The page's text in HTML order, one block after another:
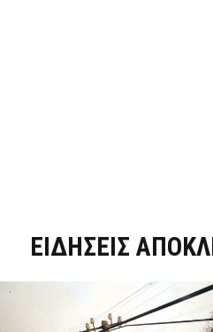
ΕΙΔΗΣΕΙΣ